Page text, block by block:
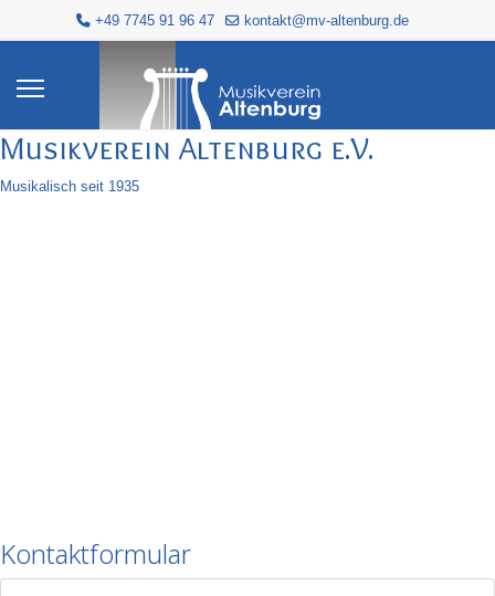
+49 7745 91 96 47 kontakt@mv-altenburg.de
Musikverein Altenburg e.V.
Musikalisch seit 1935
Kontaktformular